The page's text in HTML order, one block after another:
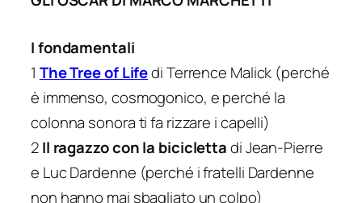
I fondamentali
1 The Tree of Lifedi Terrence Malick (perché
è immenso, cosmogonico, e perché la
colonna sonora ti fa rizzare i capelli)
2Il ragazzo con la biciclettadi Jean-Pierre
e Luc Dardenne (perché i fratelli Dardenne
non hanno mai sbagliato un colpo)